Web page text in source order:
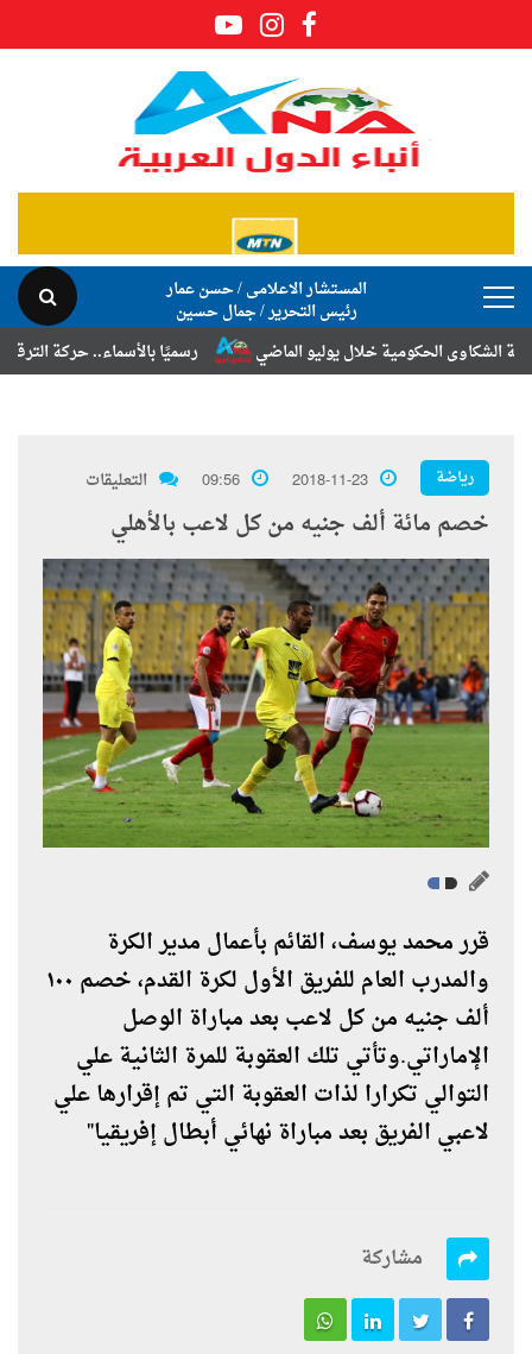
المستشار الاعلامى / حسن عمار
رئيس التحرير / جمال حسين
رسميًا بالأسماء.. حركة الترقيات
الحكومية خلال يوليو الماضي
رياضة 2018-11-23
09:56 التعليقات
خصم مائة ألف جنيه من كل لاعب بالأهلي
قرر محمد يوسف، القائم بأعمال مدير الكرة
والمدرب العام للفريق الأول لكرة القدم، خصم ١٠٠
ألف جنيه من كل لاعب بعد مباراة الوصل
الإماراتي.وتأتي تلك العقوبة للمرة الثانية علي
التوالي تكرارا لذات العقوبة التي تم إقرارها علي
لاعبي الفريق بعد مباراة نهائي أبطال إفريقيا"
مشاركة